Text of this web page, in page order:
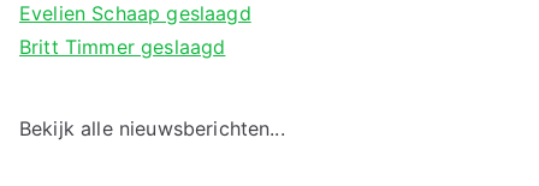
Evelien Schaap geslaagd
Britt Timmer geslaagd
Bekijk alle nieuwsberichten...